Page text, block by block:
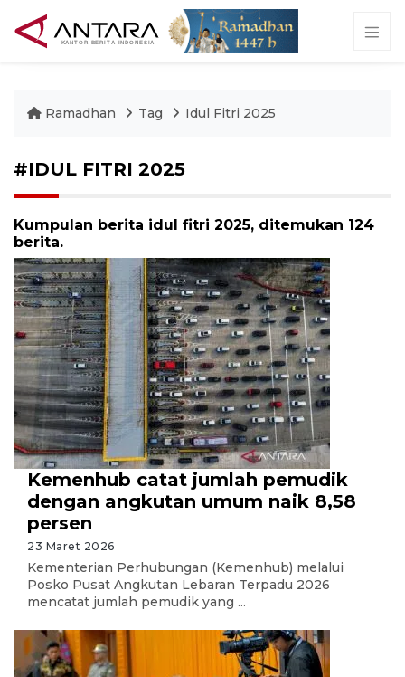
Ramadhan Tag Idul Fitri 2025
#IDUL FITRI 2025
Kumpulan berita idul fitri 2025, ditemukan 124
berita.
Kemenhub catat jumlah pemudik
dengan angkutan umum naik 8,58
persen
23 Maret 2026
Kementerian Perhubungan (Kemenhub) melalui
Posko Pusat Angkutan Lebaran Terpadu 2026
mencatat jumlah pemudik yang ...